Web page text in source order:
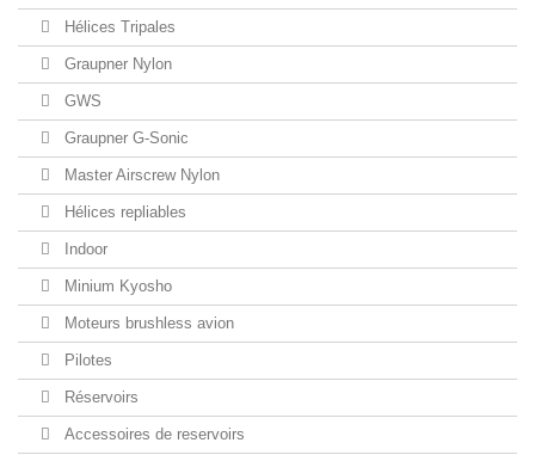
Hélices Tripales
Graupner Nylon
GWS
Graupner G-Sonic
Master Airscrew Nylon
Hélices repliables
Indoor
Minium Kyosho
Moteurs brushless avion
Pilotes
Réservoirs
Accessoires de reservoirs